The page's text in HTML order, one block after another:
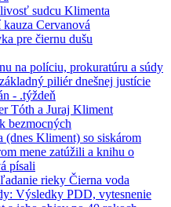
sudcu Klimenta
Cervanová
pre čiernu dušu
na políciu, prokuratúru a súdy
piliér dnešnej justície
- .týždeň
Tóth a Juraj Kliment
bezmocných
(dnes Kliment) so siskárom
mene zatúžili a knihu o
písali
rieky Čierna voda
Výsledky PDD, vytesnenie